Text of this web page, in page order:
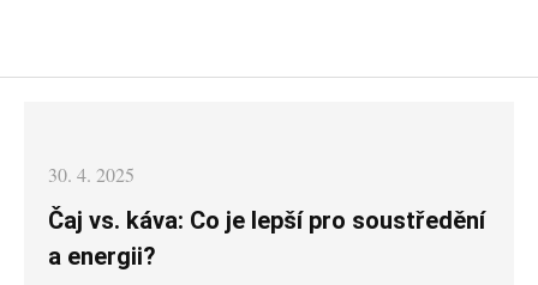
Posted
on
30. 4. 2025
Čaj vs. káva: Co je lepší pro soustředění
a energii?